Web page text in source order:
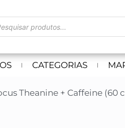
CATEGORIAS
Theanine + Caffeine (60